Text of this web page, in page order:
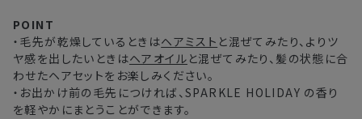
POINT
・毛先が乾燥しているときはヘアミスト と混ぜてみたり、よりツ
ヤ感を出したいときはヘアオイル と混ぜてみたり、髪の状態に合
わせたヘアセットをお楽しみください。
・お出かけ前の毛先につければ、SPARKLE HOLIDAY の香り
を軽やかにまとうことができます。